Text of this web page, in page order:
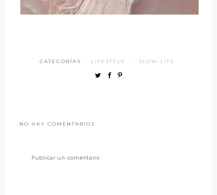
CATEGORÍAS · LIFESTYLE · SLOW-LIFE
NO HAY COMENTARIOS
Publicar un comentario